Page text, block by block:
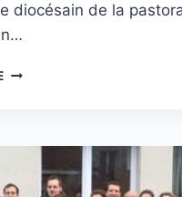
diocésain de la
A
L’ÉQUIPE
PRÉPARATION